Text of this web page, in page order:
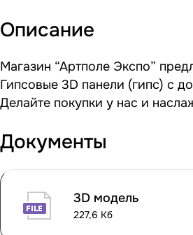
Описание
Магазин “Артполе Экспо”
Гипсовые 3D панели (гипс) с
Делайте покупки у нас и
Документы
3D модель
227,6 Кб